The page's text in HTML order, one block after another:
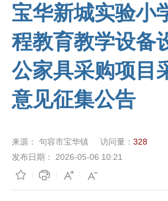
宝华新城实验小
程教育教学设备
公家具采购项目
意见征集公告
来源： 句容市宝华镇 访问量： 328
发布日期：
2026-05-06 10:21